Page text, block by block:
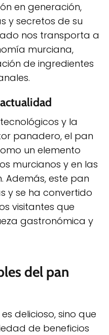
en generación,
y secretos de su
nos transporta a
murciana,
de ingredientes
y la
panadero, el pan
un elemento
murcianos y en las
Además, este pan
y se ha convertido
visitantes que
gastronómica y
del pan
delicioso, sino que
de beneficios